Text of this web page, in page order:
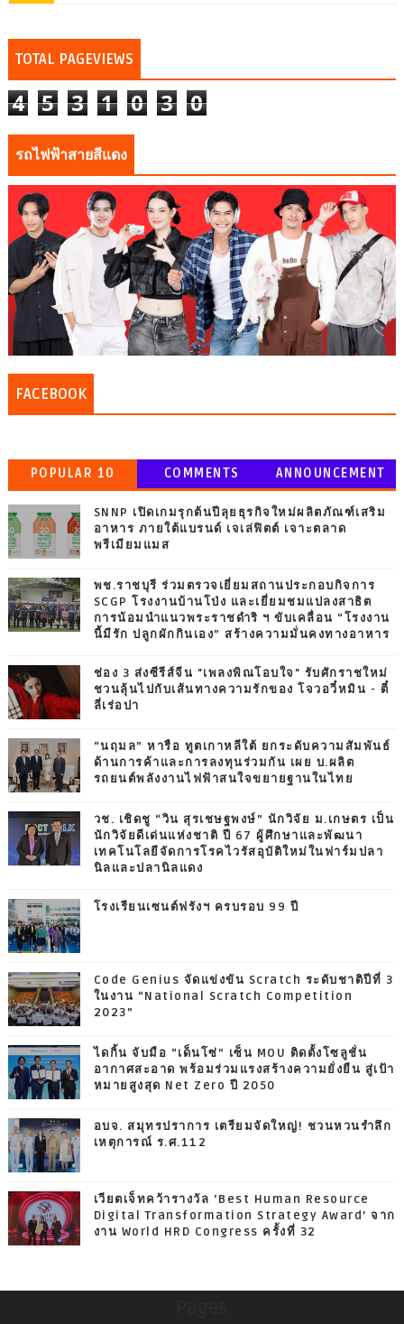
TOTAL PAGEVIEWS
4 5 3 1 0 3 0
รถไฟฟ้าสายสีแดง
FACEBOOK
POPULAR 10 COMMENTS ANNOUNCEMENT
SNNP เปิดเกมรุกต้นปีลุยธุรกิจใหม่ผลิตภัณฑ์เสริม
อาหาร ภายใต้แบรนด์ เจเล่ฟิตต์ เจาะตลาด
พรีเมียมแมส
พช.ราชบุรี ร่วมตรวจเยี่ยมสถานประกอบกิจการ
SCGP โรงงานบ้านโป่ง และเยี่ยมชมแปลงสาธิต
การน้อมนำแนวพระราชดำริ ฯ ขับเคลื่อน “โรงงาน
นี้มีรัก ปลูกผักกินเอง” สร้างความมั่นคงทางอาหาร
ช่อง 3 ส่งซีรีส์จีน "เพลงพิณโอบใจ" รับศักราชใหม่
ชวนลุ้นไปกับเส้นทางความรักของ โจวอวี๋หมิน - ตี๋
ลี่เร่อปา
“นฤมล” หารือ ทูตเกาหลีใต้ ยกระดับความสัมพันธ์
ด้านการค้าและการลงทุนร่วมกัน เผย บ.ผลิต
รถยนต์พลังงานไฟฟ้าสนใจขยายฐานในไทย
วช. เชิดชู “วิน สุรเชษฐพงษ์” นักวิจัย ม.เกษตร เป็น
นักวิจัยดีเด่นแห่งชาติ ปี 67 ผู้ศึกษาและพัฒนา
เทคโนโลยีจัดการโรคไวรัสอุบัติใหม่ในฟาร์มปลา
นิลและปลานิลแดง
โรงเรียนเซนต์ฟรังฯ ครบรอบ 99 ปี
Code Genius จัดแข่งขัน Scratch ระดับชาติปีที่ 3
ในงาน “National Scratch Competition
2023”
ไดกิ้น จับมือ “เด็นโซ่” เซ็น MOU ติดตั้งโซลูชั่น
อากาศสะอาด พร้อมร่วมแรงสร้างความยั่งยืน สู่เป้า
หมายสูงสุด Net Zero ปี 2050
อบจ. สมุทรปราการ เตรียมจัดใหญ่! ชวนหวนรำลึก
เหตุการณ์ ร.ศ.112
เวียตเจ็ทคว้ารางวัล ‘Best Human Resource
Digital Transformation Strategy Award’ จาก
งาน World HRD Congress ครั้งที่ 32